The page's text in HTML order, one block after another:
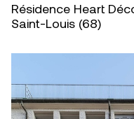
Résidence Heart
Saint-Louis (68)